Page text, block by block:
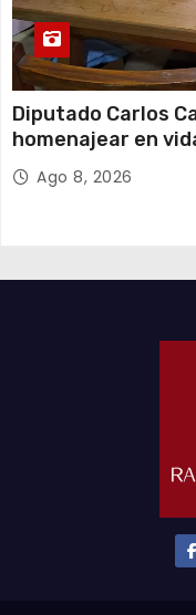
Diputado Carlos
homenajear en
Choque
Ago 8, 2026